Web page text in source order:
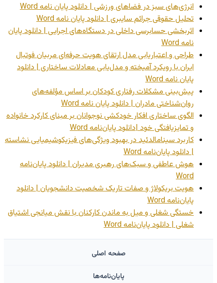
انرژی‌های سبز در فضاهای ورزشی | دانلود پایان نامه Word
تحلیل حقوقی جرائم سایبری | دانلود پایان نامه Word
اثربخشی حسابرسی داخلی در دستگاه‌های اجرایی | دانلود پایان
نامه Word
طراحی و اعتباریابی مدل ارتقای هویت حرفه‌ای مربیان فوتبال
ایران با رویکرد آمیخته و مدل‌یابی معادلات ساختاری | دانلود
پایان نامه Word
پیش‌بینی مشکلات رفتاری کودکان بر اساس مؤلفه‌های
روان‌شناختی مادران | دانلود پایان نامه Word
الگوی ساختاری افکار خودکشی نوجوانان بر مبنای کارکرد خانواده
و تمایزیافتگی خود |دانلود پایان‌نامه Word
کاربرد سینامالدئید در بهبود ویژگی‌های فیزیکوشیمیایی نشاسته
| دانلود پایان‌نامه Word
هوش عاطفی و سبک‌های رهبری مدیران | دانلود پایان‌نامه
Word
هویت بریکولاژ و صفات تاریک شخصیت دانشجویان | دانلود
پایان‌نامه Word
خستگی شغلی و میل به ماندن کارکنان با نقش میانجی اشتیاق
شغلی | دانلود پایان‌نامه Word
صفحه اصلی
پایان‌نامه‌ها